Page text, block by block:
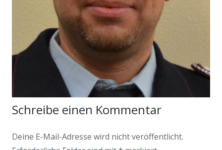
Schreibe einen Kommentar
Deine E-Mail-Adresse wird nicht veröffentlicht.